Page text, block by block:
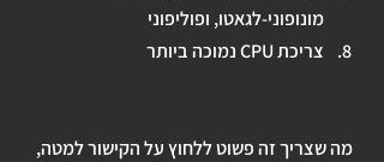
מונופוני-לגאטו, ופוליפוני
צריכת CPU נמוכה ביותר
מה שצריך זה פשוט ללחוץ על הקישור למטה,